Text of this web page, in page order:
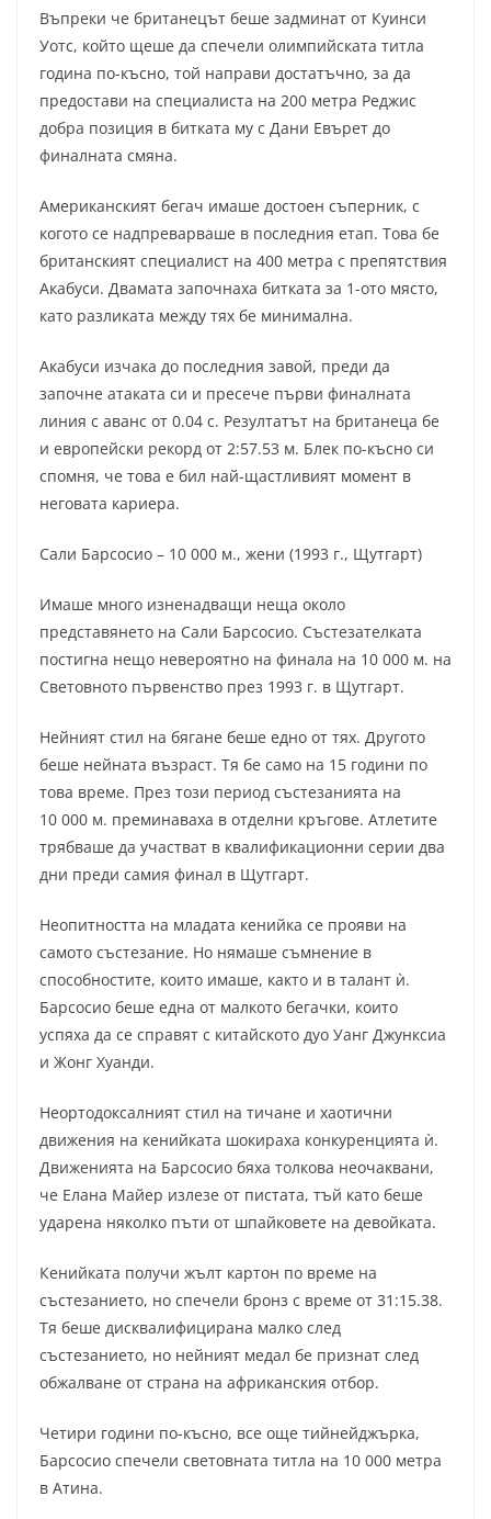
Въпреки че британецът беше задминат от Куинси
Уотс, който щеше да спечели олимпийската титла
година по-късно, той направи достатъчно, за да
предостави на специалиста на 200 метра Реджис
добра позиция в битката му с Дани Евърет до
финалната смяна.
Американският бегач имаше достоен съперник, с
когото се надпреварваше в последния етап. Това бе
британският специалист на 400 метра с препятствия
Акабуси. Двамата започнаха битката за 1-ото място,
като разликата между тях бе минимална.
Акабуси изчака до последния завой, преди да
започне атаката си и пресече първи финалната
линия с аванс от 0.04 с. Резултатът на британеца бе
и европейски рекорд от 2:57.53 м. Блек по-късно си
спомня, че това е бил най-щастливият момент в
неговата кариера.
Сали Барсосио – 10 000 м., жени (1993 г., Щутгарт)
Имаше много изненадващи неща около
представянето на Сали Барсосио. Състезателката
постигна нещо невероятно на финала на 10 000 м. на
Световното първенство през 1993 г. в Щутгарт.
Нейният стил на бягане беше едно от тях. Другото
беше нейната възраст. Тя бе само на 15 години по
това време. През този период състезанията на
10 000 м. преминаваха в отделни кръгове. Атлетите
трябваше да участват в квалификационни серии два
дни преди самия финал в Щутгарт.
Неопитността на младата кенийка се прояви на
самото състезание. Но нямаше съмнение в
способностите, които имаше, както и в талант ѝ.
Барсосио беше една от малкото бегачки, които
успяха да се справят с китайското дуо Уанг Джунксиа
и Жонг Хуанди.
Неортодоксалният стил на тичане и хаотични
движения на кенийката шокираха конкуренцията ѝ.
Движенията на Барсосио бяха толкова неочаквани,
че Елана Майер излезе от пистата, тъй като беше
ударена няколко пъти от шпайковете на девойката.
Кенийката получи жълт картон по време на
състезанието, но спечели бронз с време от 31:15.38.
Тя беше дисквалифицирана малко след
състезанието, но нейният медал бе признат след
обжалване от страна на африканския отбор.
Четири години по-късно, все още тийнейджърка,
Барсосио спечели световната титла на 10 000 метра
в Атина.